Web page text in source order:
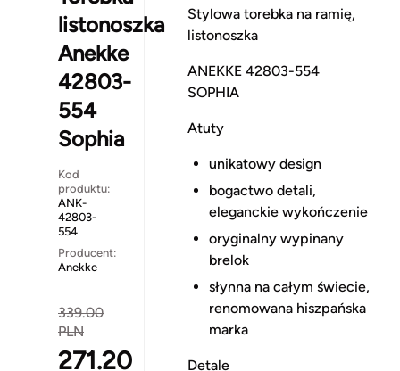
listonoszka
Anekke
42803-
554
Sophia
Kod
produktu:
ANK-
42803-
554
Producent:
Anekke
339.00
PLN
271.20
Stylowa torebka na ramię,
listonoszka
ANEKKE 42803-554
SOPHIA
Atuty
unikatowy design
bogactwo detali,
eleganckie wykończenie
oryginalny wypinany
brelok
słynna na całym świecie,
renomowana hiszpańska
marka
Detale